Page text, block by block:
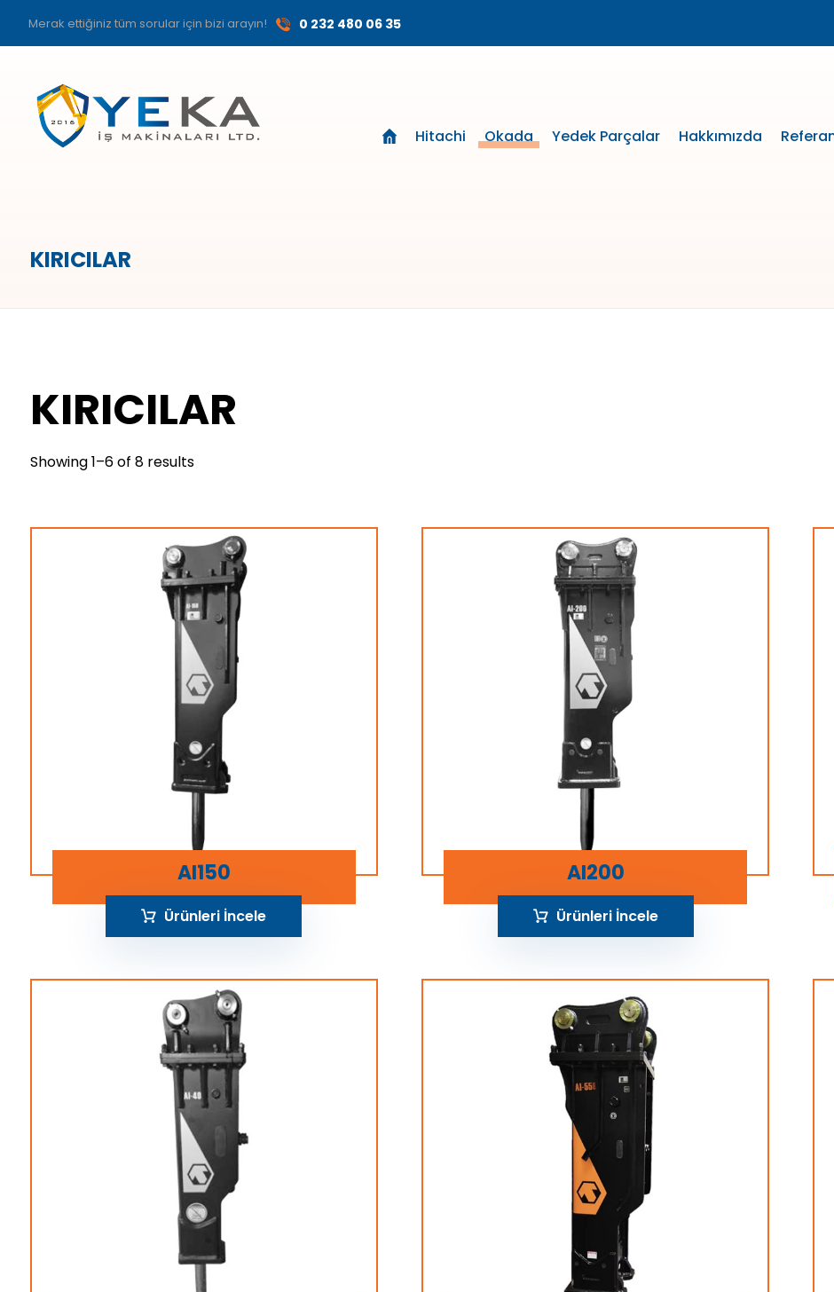
Merak ettiğiniz tüm sorular için bizi arayın! 0 232 480 06 35
Hitachi Okada Yedek Parçalar Hakkımızda
KIRICILAR
KIRICILAR
Showing 1–6 of 8 results
AI150
Ürünleri İncele
AI200
Ürünleri İncele